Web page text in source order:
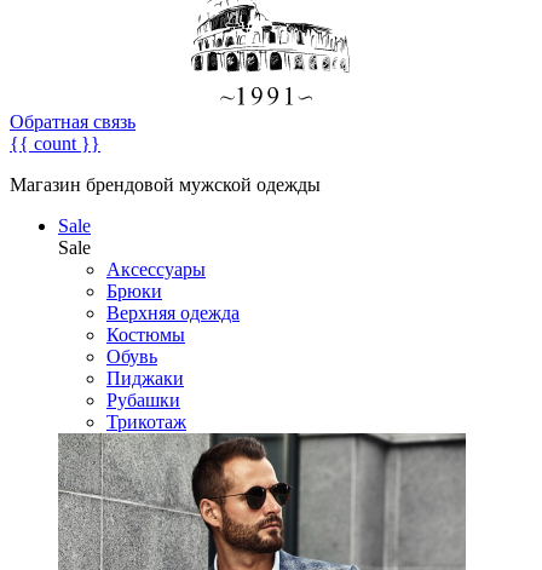
Обратная связь
{{ count }}
Магазин брендовой мужской одежды
Sale
Sale
Аксессуары
Брюки
Верхняя одежда
Костюмы
Обувь
Пиджаки
Рубашки
Трикотаж